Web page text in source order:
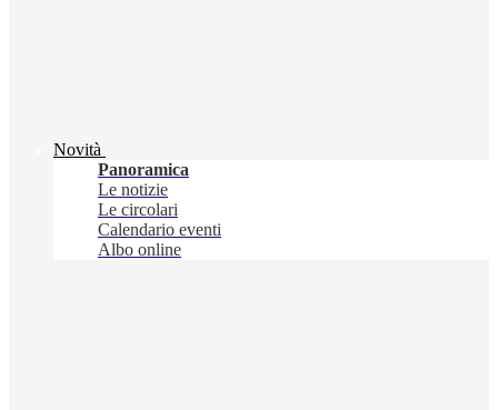
Novità
Panoramica
Le notizie
Le circolari
Calendario eventi
Albo online